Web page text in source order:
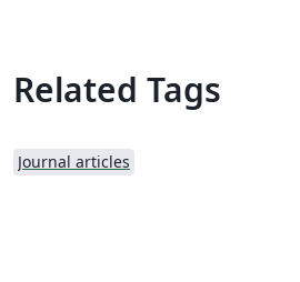
Related Tags
Journal articles